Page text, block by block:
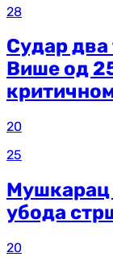
28
Судар два
Више од
20
25
Мушкарац
убода
20